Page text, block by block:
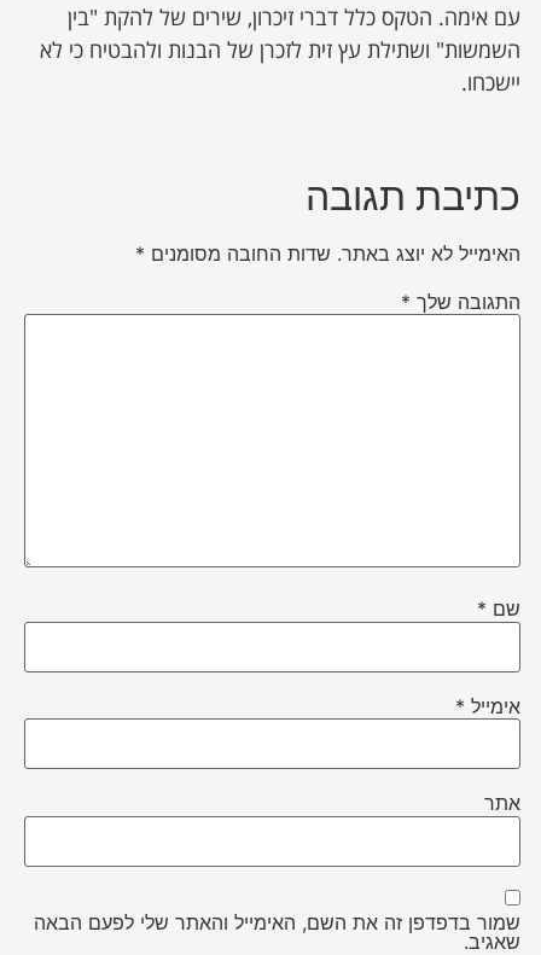
עם אימה. הטקס כלל דברי זיכרון, שירים של להקת "בין
השמשות" ושתילת עץ זית לזכרן של הבנות ולהבטיח כי לא
יישכחו.
כתיבת תגובה
האימייל לא יוצג באתר. שדות החובה מסומנים *
התגובה שלך *
שם *
אימייל *
אתר
שמור בדפדפן זה את השם, האימייל והאתר שלי לפעם הבאה
שאגיב.